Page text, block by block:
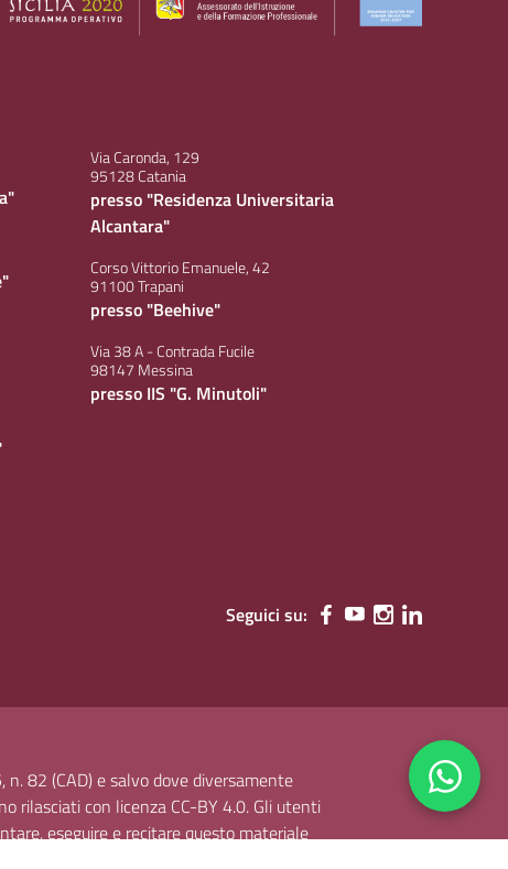
Via Caronda, 129
95128 Catania
presso "Residenza Universitaria
Alcantara"
Corso Vittorio Emanuele, 42
91100 Trapani
presso "Beehive"
Via 38 A - Contrada Fucile
98147 Messina
presso IIS "G. Minutoli"
Seguici su:
82 (CAD) e salvo dove diversamente
rilasciati con licenza CC-BY 4.0. Gli utenti
eseguire e recitare questo materiale